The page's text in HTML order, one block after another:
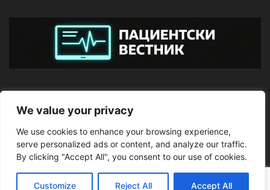
We value your privacy
We use cookies to enhance your browsing experience,
serve personalized ads or content, and analyze our traffic.
By clicking "Accept All", you consent to our use of cookies.
Customize Reject All Accept All
ПОСЛЕДВАЙТЕ НИ